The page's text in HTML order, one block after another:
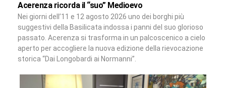
Acerenza ricorda il “suo” Medioevo
Nei giorni dell’11 e 12 agosto 2026 uno dei borghi più
suggestivi della Basilicata indossa i panni del suo glorioso
passato. Acerenza si trasforma in un palcoscenico a cielo
aperto per accogliere la nuova edizione della rievocazione
storica “Dai Longobardi ai Normanni”.